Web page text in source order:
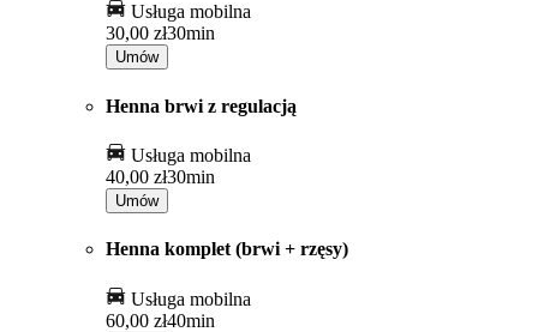
Usługa mobilna
30,00 zł30min
Umów
Henna brwi z regulacją
Usługa mobilna
40,00 zł30min
Umów
Henna komplet (brwi + rzęsy)
Usługa mobilna
60,00 zł40min